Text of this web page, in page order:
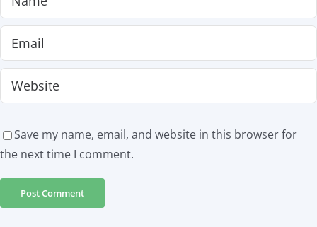
Save my name, email, and website in this browser for
the next time I comment.